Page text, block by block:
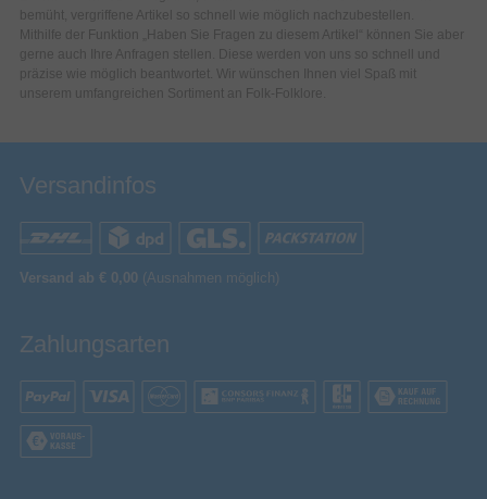
bemüht, vergriffene Artikel so schnell wie möglich nachzubestellen.
Mithilfe der Funktion „Haben Sie Fragen zu diesem Artikel“ können Sie aber
gerne auch Ihre Anfragen stellen. Diese werden von uns so schnell und
präzise wie möglich beantwortet. Wir wünschen Ihnen viel Spaß mit
unserem umfangreichen Sortiment an Folk-Folklore.
Versandinfos
Versand ab € 0,00 (Ausnahmen möglich)
Zahlungsarten